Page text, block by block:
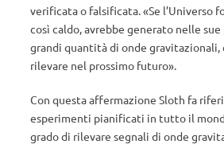
verificata o falsificata. «Se l’Universo
così caldo, avrebbe generato nelle
grandi quantità di onde gravitazionali,
rilevare nel prossimo futuro».
Con questa affermazione Sloth fa
esperimenti pianificati in tutto il
grado di rilevare segnali di onde